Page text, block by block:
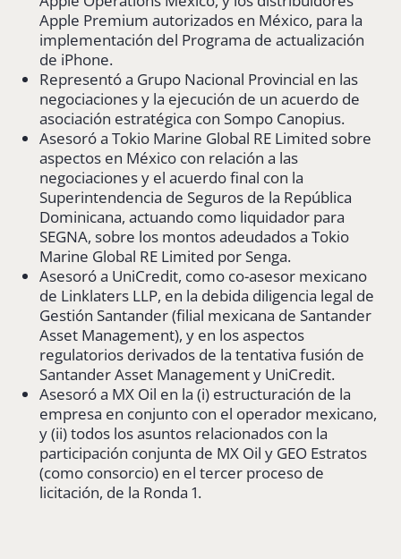
Apple Premium autorizados en México, para la
implementación del Programa de actualización
de iPhone.
Representó a Grupo Nacional Provincial en las
negociaciones y la ejecución de un acuerdo de
asociación estratégica con Sompo Canopius.
Asesoró a Tokio Marine Global RE Limited sobre
aspectos en México con relación a las
negociaciones y el acuerdo final con la
Superintendencia de Seguros de la República
Dominicana, actuando como liquidador para
SEGNA, sobre los montos adeudados a Tokio
Marine Global RE Limited por Senga.
Asesoró a UniCredit, como co-asesor mexicano
de Linklaters LLP, en la debida diligencia legal de
Gestión Santander (filial mexicana de Santander
Asset Management), y en los aspectos
regulatorios derivados de la tentativa fusión de
Santander Asset Management y UniCredit.
Asesoró a MX Oil en la (i) estructuración de la
empresa en conjunto con el operador mexicano,
y (ii) todos los asuntos relacionados con la
participación conjunta de MX Oil y GEO Estratos
(como consorcio) en el tercer proceso de
licitación, de la Ronda 1.